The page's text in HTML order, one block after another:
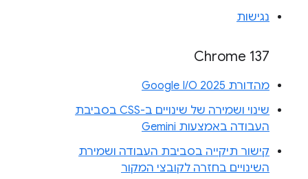
נגישות
Chrome 137
מהדורת Google I/O 2025
שינוי ושמירה של שינויים ב-CSS בסביבת
העבודה באמצעות Gemini
קישור תיקייה בסביבת העבודה ושמירת
השינויים בחזרה לקובצי המקור